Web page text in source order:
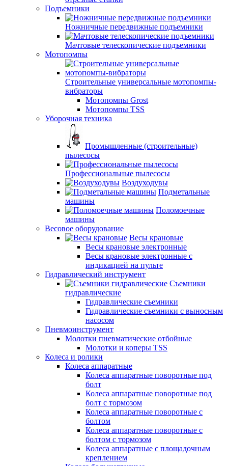
Подъемники
Ножничные передвижные подъемники
Мачтовые телескопические подъемники
Мотопомпы
Строительные универсальные мотопомпы-
вибраторы
Мотопомпы Grost
Мотопомпы TSS
Уборочная техника
Промышленные (строительные)
пылесосы
Профессиональные пылесосы
Воздуходувы
Подметальные
машины
Поломоечные
машины
Весовое оборудование
Весы крановые
Весы крановые электронные
Весы крановые электронные с
индикацией на пульте
Гидравлический инструмент
Съемники
гидравлические
Гидравлические съемники
Гидравлические cъемники с выносным
насосом
Пневмоинструмент
Молотки пневматические отбойные
Молотки и коперы TSS
Колеса и ролики
Колеса аппаратные
Колеса аппаратные поворотные под
болт
Колеса аппаратные поворотные под
болт с тормозом
Колеса аппаратные поворотные с
болтом
Колеса аппаратные поворотные с
болтом с тормозом
Колеса аппаратные с площадочным
креплением